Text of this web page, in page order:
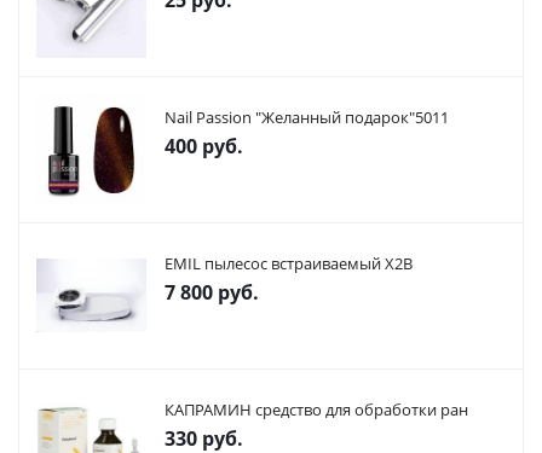
Nail Passion "Желанный подарок"5011
400 руб.
EMIL пылесос встраиваемый X2В
7 800 руб.
КАПРАМИН средство для обработки ран
330 руб.